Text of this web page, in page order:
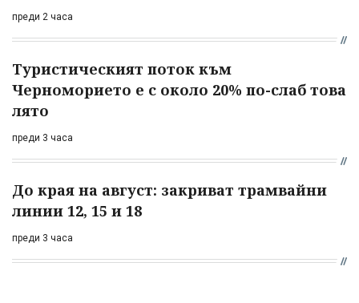
преди 2 часа
Туристическият поток към
Черноморието е с около 20% по-слаб това
лято
преди 3 часа
До края на август: закриват трамвайни
линии 12, 15 и 18
преди 3 часа